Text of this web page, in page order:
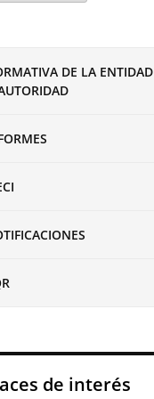
DE LA ENTIDAD
de interés